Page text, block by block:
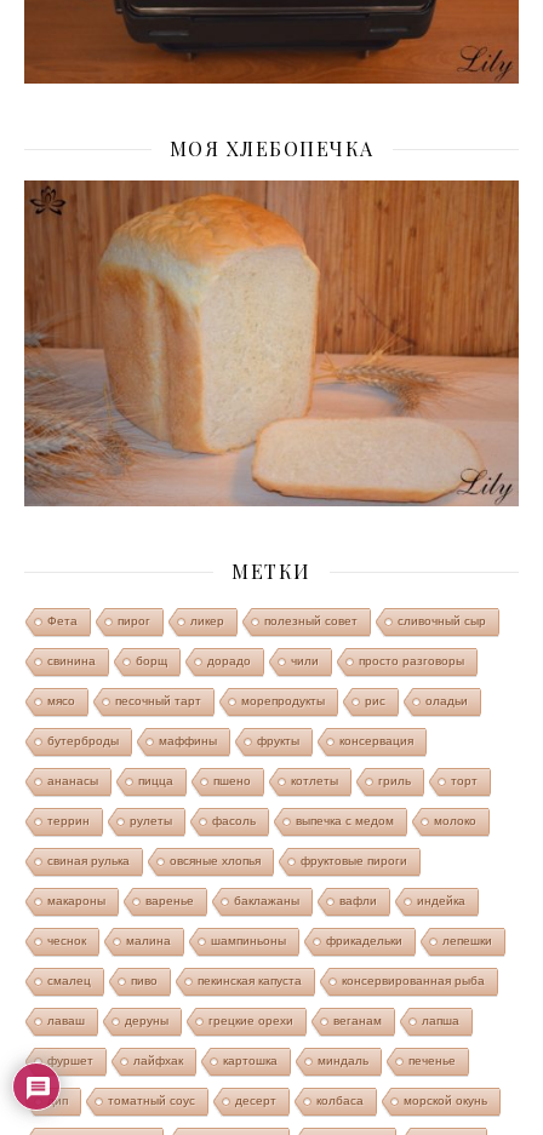
МОЯ ХЛЕБОПЕЧКА
МЕТКИ
Фета пирог ликер полезный совет сливочный сыр
свинина борщ дорадо чили просто разговоры
мясо песочный тарт морепродукты рис оладьи
бутерброды маффины фрукты консервация
ананасы пицца пшено котлеты гриль торт
террин рулеты фасоль выпечка с медом молоко
свиная рулька овсяные хлопья фруктовые пироги
макароны варенье баклажаны вафли индейка
чеснок малина шампиньоны фрикадельки лепешки
смалец пиво пекинская капуста консервированная рыба
лаваш деруны грецкие орехи веганам лапша
фуршет лайфхак картошка миндаль печенье
дип томатный соус десерт колбаса морской окунь